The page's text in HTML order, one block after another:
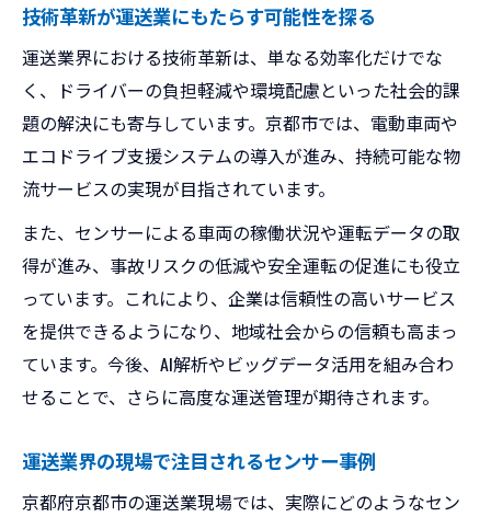
技術革新が運送業にもたらす可能性を探る
運送業界における技術革新は、単なる効率化だけでな
く、ドライバーの負担軽減や環境配慮といった社会的課
題の解決にも寄与しています。京都市では、電動車両や
エコドライブ支援システムの導入が進み、持続可能な物
流サービスの実現が目指されています。
また、センサーによる車両の稼働状況や運転データの取
得が進み、事故リスクの低減や安全運転の促進にも役立
っています。これにより、企業は信頼性の高いサービス
を提供できるようになり、地域社会からの信頼も高まっ
ています。今後、AI解析やビッグデータ活用を組み合わ
せることで、さらに高度な運送管理が期待されます。
運送業界の現場で注目されるセンサー事例
京都府京都市の運送業現場では、実際にどのようなセン